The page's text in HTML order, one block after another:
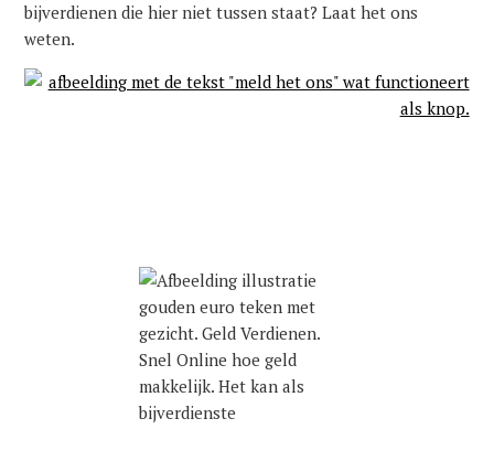
bijverdienen die hier niet tussen staat? Laat het ons
weten.